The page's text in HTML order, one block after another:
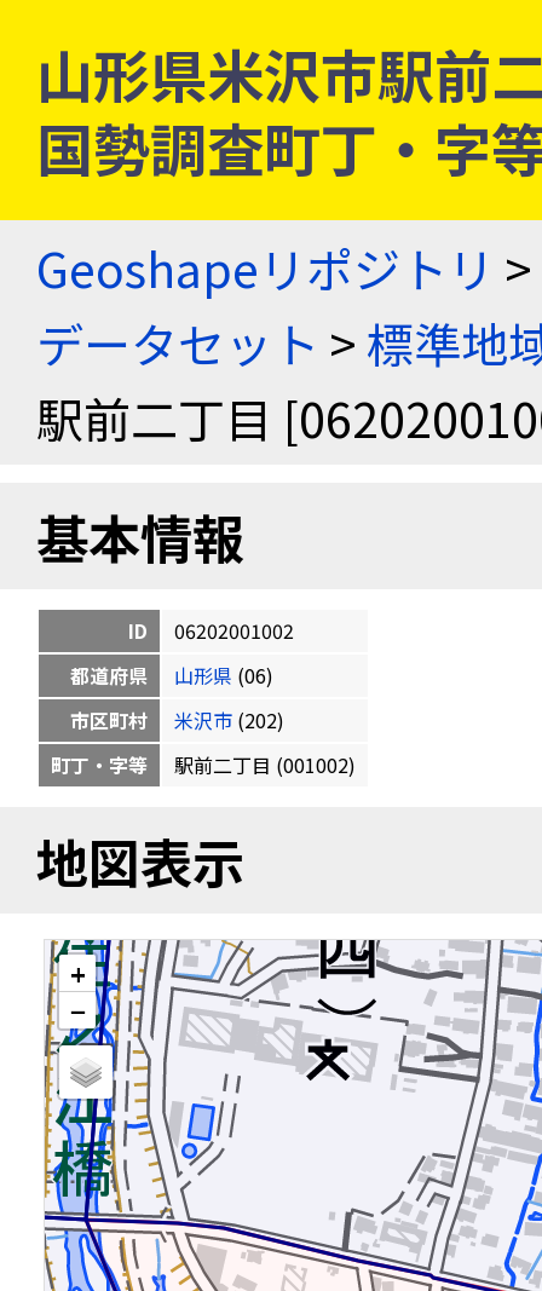
山形県米沢市駅前
国勢調査町丁・字
Geoshapeリポジトリ >
データセット >標準地
駅前二丁目
基本情報
ID
06202001002
都道府県
山形県 (06)
市区町村
米沢市 (202)
町丁・字等
駅前二丁目 (001002)
地図表示
+
−